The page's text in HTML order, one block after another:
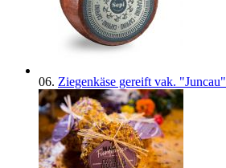
06. Ziegenkäse gereift vak. "Juncau"